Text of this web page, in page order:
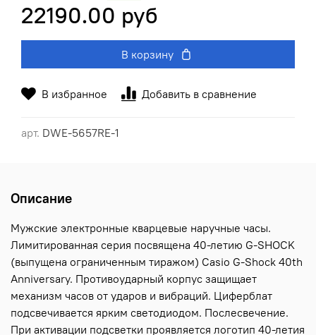
В избранное Добавить в сравнение
арт. DWE-5657RE-1
22190.00 руб
В корзину
Описание
Мужские электронные кварцевые наручные часы.
Лимитированная серия посвящена 40-летию G-SHOCK
(выпущена ограниченным тиражом) Casio G-Shock 40th
Anniversary. Противоударный корпус защищает
механизм часов от ударов и вибраций. Циферблат
подсвечивается ярким светодиодом. Послесвечение.
При активации подсветки проявляется логотип 40-летия